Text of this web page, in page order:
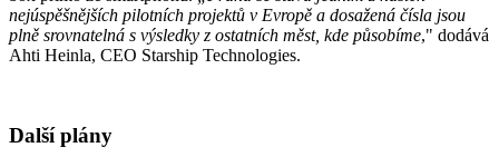
nejúspěšnějších pilotních projektů v Evropě a dosažená čísla jsou
plně srovnatelná s výsledky z ostatních měst, kde působíme," dodává
Ahti Heinla, CEO Starship Technologies.
Další plány